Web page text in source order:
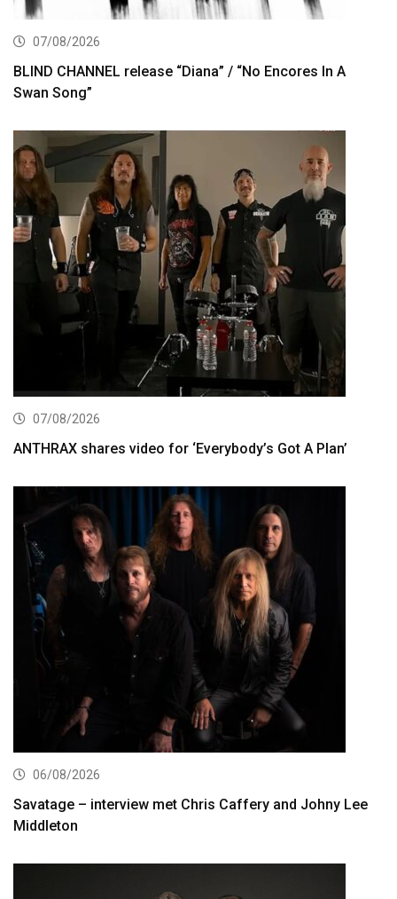
07/08/2026
BLIND CHANNEL release “Diana” / “No Encores In A
Swan Song”
07/08/2026
ANTHRAX shares video for ‘Everybody’s Got A Plan’
06/08/2026
Savatage – interview met Chris Caffery and Johny Lee
Middleton